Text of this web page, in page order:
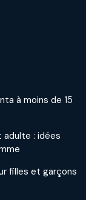
à moins de 15
adulte : idées
filles et garçons